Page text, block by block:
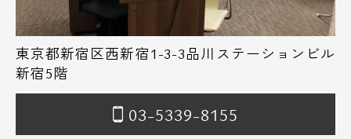
東京都新宿区西新宿1-3-3品川ステーションビル
新宿5階
03-5339-8155